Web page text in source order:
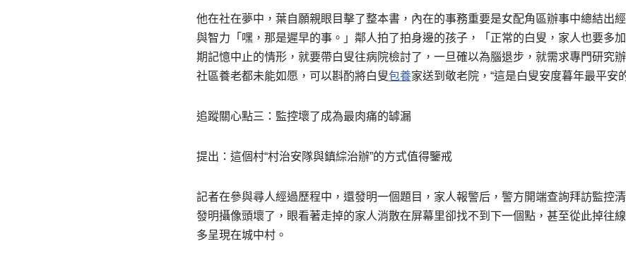
他在社在夢中，葉自願親眼目擊了整本書，內在的事務重要是女配角區辦事中總結出
與智力「嘿，那是遲早的事。」鄰人拍了拍身邊的孩子，「正常的白叟，家人也要多
期記憶中止的情形，就要帶白叟往病院檢討了，一旦確以為腦退步，就需求專門研究
社區養老都未能如愿，可以斟酌將白叟包養家送到敬老院，“這是白叟安度暮年最平安
追蹤關心點三：監控壞了成為最肉痛的罅漏
提出：這個村“村治安隊與鎮綜治辦”的方式值得鑒戒
記者在參與尋人經過歷程中，還發明一個題目，家人報警后，警方開端查詢拜訪監控
發明攝像頭壞了，眼看著走掉的家人消散在屏幕里卻找不到下一個點，甚至從此掉往
多呈現在城中村。